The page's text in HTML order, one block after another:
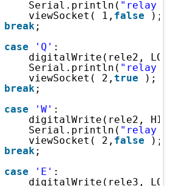
Serial.println( "relay
viewSocket( 1, false
);
break ;
case
'Q' :
digitalWrite(rele2,
Serial.println( "relay 2
viewSocket( 2, true
);
break ;
case
'W' :
digitalWrite(rele2,
Serial.println( "relay
viewSocket( 2, false
);
break ;
case
'E' :
digitalWrite(rele3,